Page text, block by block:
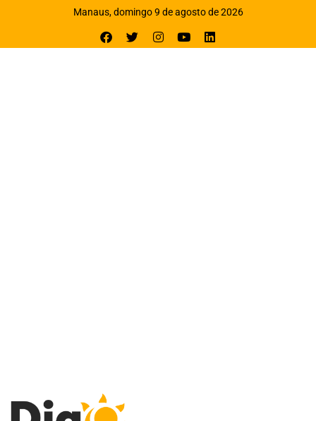
Manaus, domingo 9 de agosto de 2026